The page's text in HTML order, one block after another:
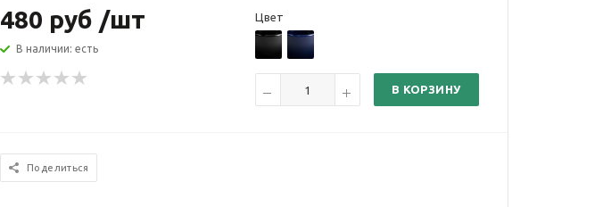
480 руб /шт
В наличии: есть
Цвет
В КОРЗИНУ
Поделиться